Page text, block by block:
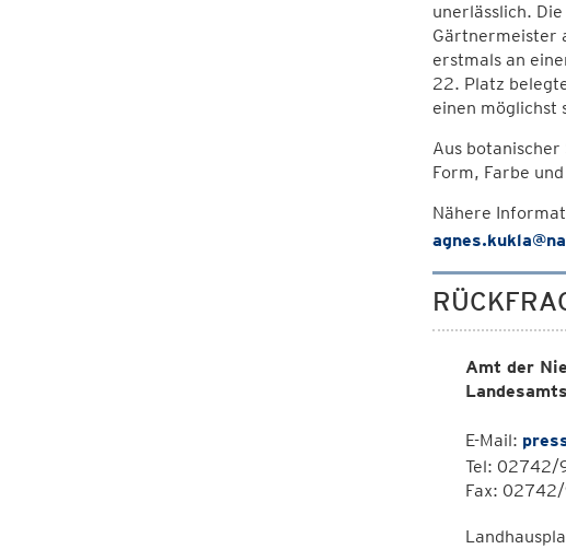
unerlässlich.
Gärtnermeister
erstmals an
22. Platz
einen möglichst
Aus
Form, Farbe
Nähere
Amt der
E-Mail:
Tel:
Fax: